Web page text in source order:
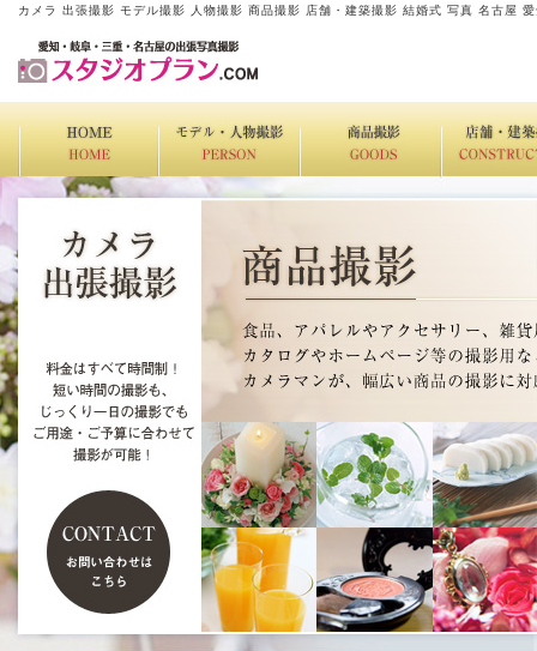
カメラ 出張撮影 モデル撮影 人物撮影 商品撮影 店舗・建築撮影 結婚式 写真 名古屋